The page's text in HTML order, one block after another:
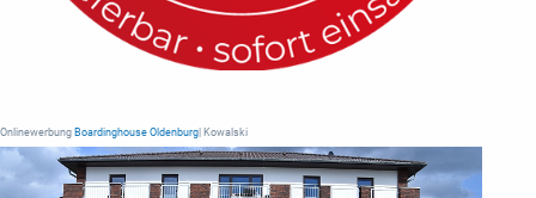
Onlinewerbung Boardinghouse Oldenburg | Kowalski